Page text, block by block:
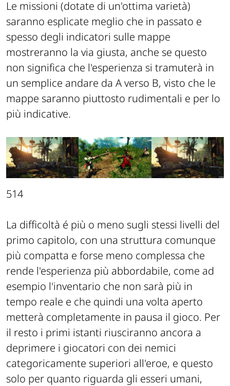
Le missioni (dotate di un'ottima varietà)
saranno esplicate meglio che in passato e
spesso degli indicatori sulle mappe
mostreranno la via giusta, anche se questo
non significa che l'esperienza si tramuterà in
un semplice andare da A verso B, visto che le
mappe saranno piuttosto rudimentali e per lo
più indicative.
514
La difficoltà é più o meno sugli stessi livelli del
primo capitolo, con una struttura comunque
più compatta e forse meno complessa che
rende l'esperienza più abbordabile, come ad
esempio l'inventario che non sarà più in
tempo reale e che quindi una volta aperto
metterà completamente in pausa il gioco. Per
il resto i primi istanti riusciranno ancora a
deprimere i giocatori con dei nemici
categoricamente superiori all'eroe, e questo
solo per quanto riguarda gli esseri umani,